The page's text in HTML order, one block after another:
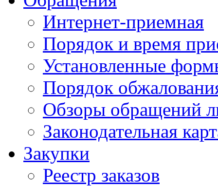
Интернет-приемная
Порядок и время
Установленные
Порядок
Обзоры обращений
Законодательная
Закупки
Реестр заказов